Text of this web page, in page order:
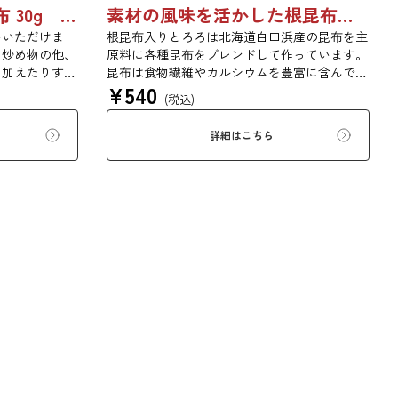
戻さず使えるきざみ昆布 30g 5027
ただけま
め物の他、
えたりする
19回ファス
酢を使用し
すので、酢
し上がりく
素材の風味を活かした根昆布入りとろろ 65g 単品 5袋セット 20袋セット 1736
根昆布入りとろろは北海道白口浜産の昆布を主
原料に各種昆布をブレンドして作っています。
昆布は食物繊維やカルシウムを豊富に含んでい
ます。薄くふんわりと削っており、ご飯やお吸
い物、うどんに入れて美味しく召し上がれま
す。お口の中でとろーり、つるっと広がる根昆
布入りとろろを是非ご賞味ください。
¥540 (税込)
詳細はこちら